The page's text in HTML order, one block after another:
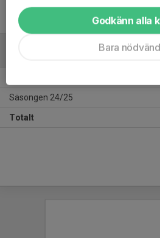
Säsongen 24/25
Totalt
Godkänn alla
Bara